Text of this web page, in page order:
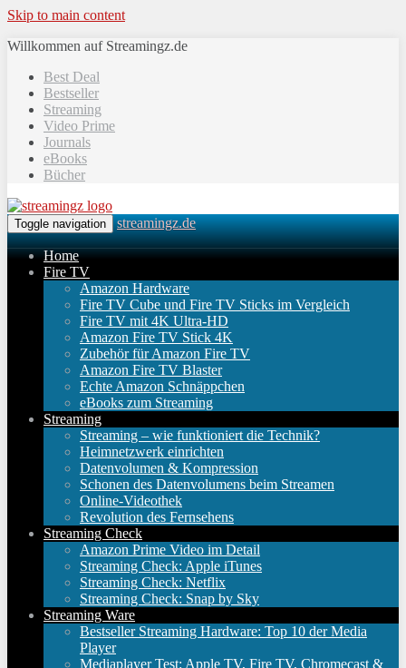
Skip to main content
Willkommen auf Streamingz.de
Best Deal
Bestseller
Streaming
Video Prime
Journals
eBooks
Bücher
Toggle navigation streamingz.de
Home
Fire TV
Amazon Hardware
Fire TV Cube und Fire TV Sticks im Vergleich
Fire TV mit 4K Ultra-HD
Amazon Fire TV Stick 4K
Zubehör für Amazon Fire TV
Amazon Fire TV Blaster
Echte Amazon Schnäppchen
eBooks zum Streaming
Streaming
Streaming – wie funktioniert die Technik?
Heimnetzwerk einrichten
Datenvolumen & Kompression
Schonen des Datenvolumens beim Streamen
Online-Videothek
Revolution des Fernsehens
Streaming Check
Amazon Prime Video im Detail
Streaming Check: Apple iTunes
Streaming Check: Netflix
Streaming Check: Snap by Sky
Streaming Ware
Bestseller Streaming Hardware: Top 10 der Media
Player
Mediaplayer Test: Apple TV, Fire TV, Chromecast &